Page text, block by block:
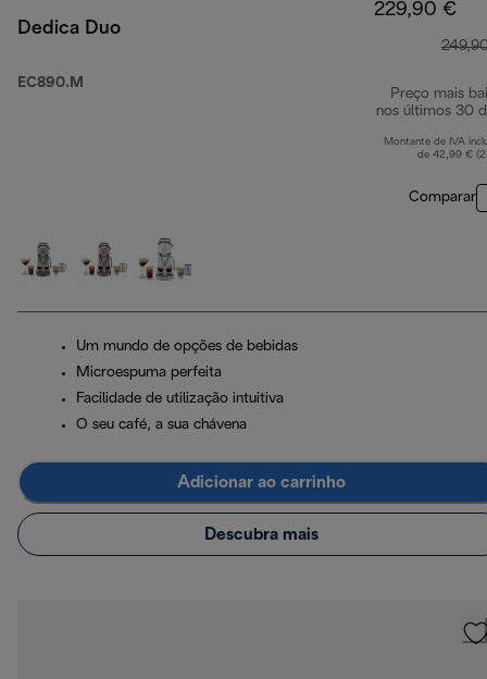
Dedica Duo
EC890.M
229,90 €
Preço mais
nos últimos 30
Montante de IVA
de 42,99 €
Comparar
Um mundo de opções de bebidas
Microespuma perfeita
Facilidade de utilização intuitiva
O seu café, a sua chávena
Adicionar ao carrinho
Descubra mais